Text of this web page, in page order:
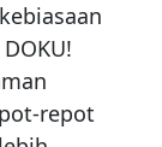
repot